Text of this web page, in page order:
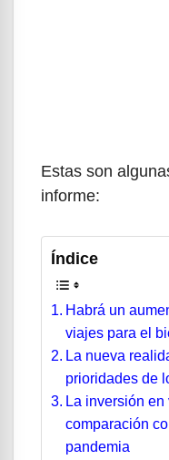
Estas son
informe:
Índice
Habrá un
viajes para el
La nueva
prioridades de
La inversión
comparación
pandemia